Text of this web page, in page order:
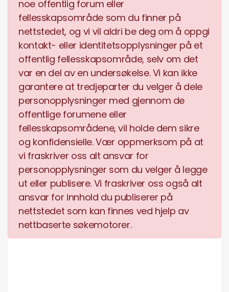
noe offentlig forum eller
fellesskapsområde som du finner på
nettstedet, og vi vil aldri be deg om å oppgi
kontakt- eller identitetsopplysninger på et
offentlig fellesskapsområde, selv om det
var en del av en undersøkelse. Vi kan ikke
garantere at tredjeparter du velger å dele
personopplysninger med gjennom de
offentlige forumene eller
fellesskapsområdene, vil holde dem sikre
og konfidensielle. Vær oppmerksom på at
vi fraskriver oss alt ansvar for
personopplysninger som du velger å legge
ut eller publisere. Vi fraskriver oss også alt
ansvar for innhold du publiserer på
nettstedet som kan finnes ved hjelp av
nettbaserte søkemotorer.